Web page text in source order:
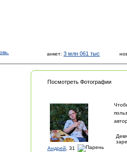
анкет: 3 млн 061 тыс
Посмотреть Фотографии
Андрей , 31